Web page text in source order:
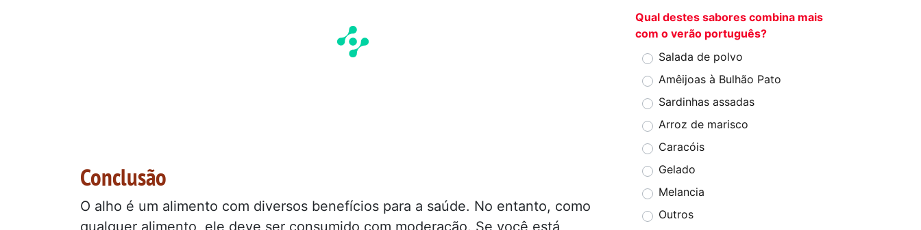
Conclusão
O alho é um alimento com diversos benefícios para a saúde. No entanto, como
qualquer alimento, ele deve ser consumido com moderação. Se você está
Qual destes sabores combina mais
com o verão português?
Salada de polvo
Amêijoas à Bulhão Pato
Sardinhas assadas
Arroz de marisco
Caracóis
Gelado
Melancia
Outros